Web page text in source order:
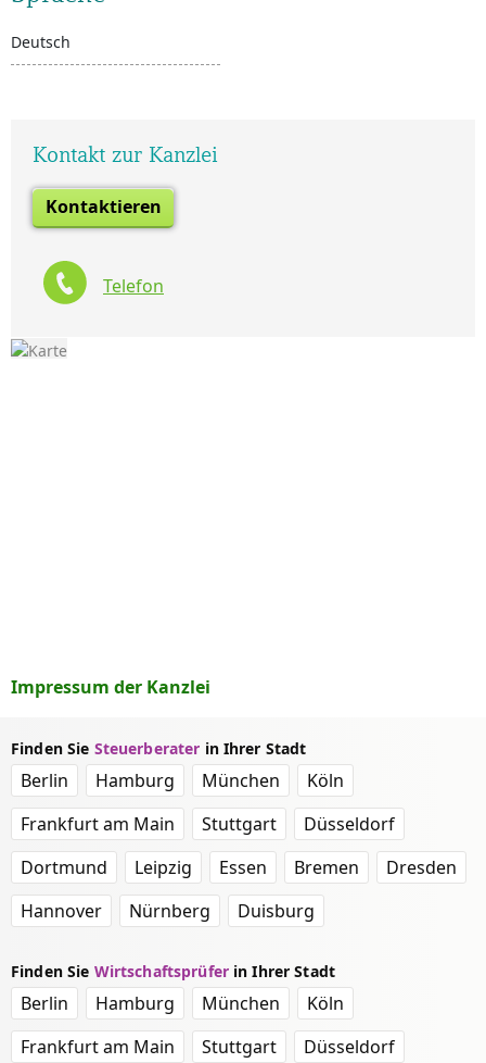
Deutsch
Kontakt zur Kanzlei
Kontaktieren
Telefon
Impressum der Kanzlei
Finden Sie Steuerberater in Ihrer Stadt
Berlin Hamburg München
Köln
Frankfurt am Main
Stuttgart
Düsseldorf
Dortmund
Leipzig Essen Bremen
Dresden
Hannover
Nürnberg Duisburg
Finden Sie Wirtschaftsprüferin Ihrer Stadt
Berlin Hamburg München
Köln
Frankfurt am Main
Stuttgart
Düsseldorf